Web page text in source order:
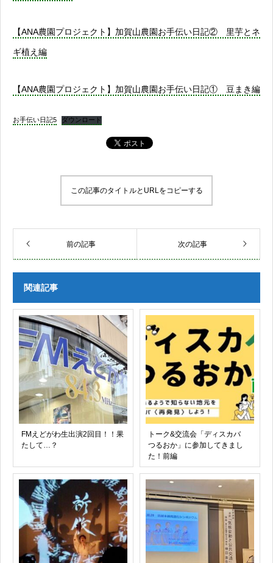
【ANA農園プロジェクト】加賀山農園お手伝い日記② 里芋とネ
ギ植え編
【ANA農園プロジェクト】加賀山農園お手伝い日記① 豆まき編
お手伝い日記5 ダウンロード
この記事のタイトルとURLをコピーする
前の記事 次の記事
関連記事
FMえどがわ生出演2回目！！果
たして…？
トーク&交流会「ディスカバ
つるおか」に参加してきまし
た！前編